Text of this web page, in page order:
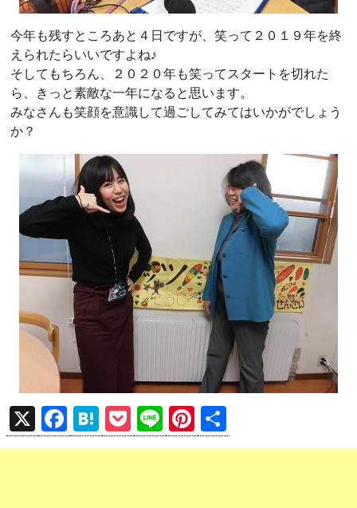
今年も残すところあと４日ですが、笑って２０１９年を終
えられたらいいですよね♪
そしてもちろん、２０２０年も笑ってスタートを切れた
ら、きっと素敵な一年になると思います。
みなさんも笑顔を意識して過ごしてみてはいかがでしょう
か？
X
F
a
H
at
P
o
Li
n
Pi
nt 有